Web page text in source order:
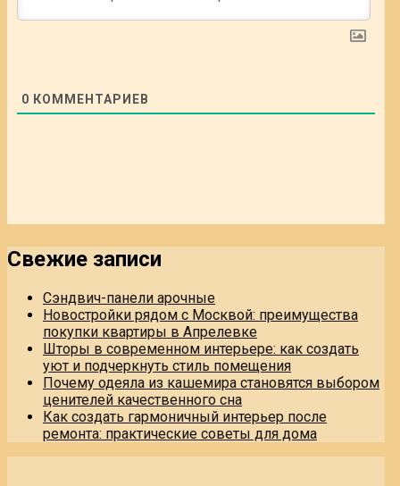
0 КОММЕНТАРИЕВ
Свежие записи
Сэндвич-панели арочные
Новостройки рядом с Москвой: преимущества
покупки квартиры в Апрелевке
Шторы в современном интерьере: как создать
уют и подчеркнуть стиль помещения
Почему одеяла из кашемира становятся выбором
ценителей качественного сна
Как создать гармоничный интерьер после
ремонта: практические советы для дома